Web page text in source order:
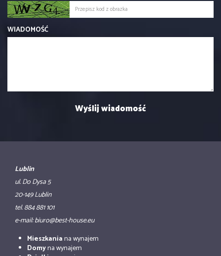
WIADOMOŚĆ
Lublin
ul. Do Dysa 5
20-149 Lublin
tel. 884 881 101
e-mail: biuro@best-house.eu
Mieszkaniana wynajem
Domyna wynajem